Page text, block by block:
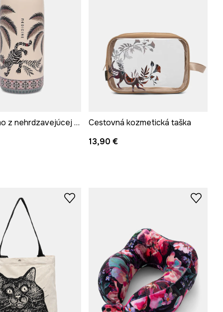
Fľaša termo z nehrdzavejúcej ocele 500 ml
Cestovná kozmetická taška
13,90 €